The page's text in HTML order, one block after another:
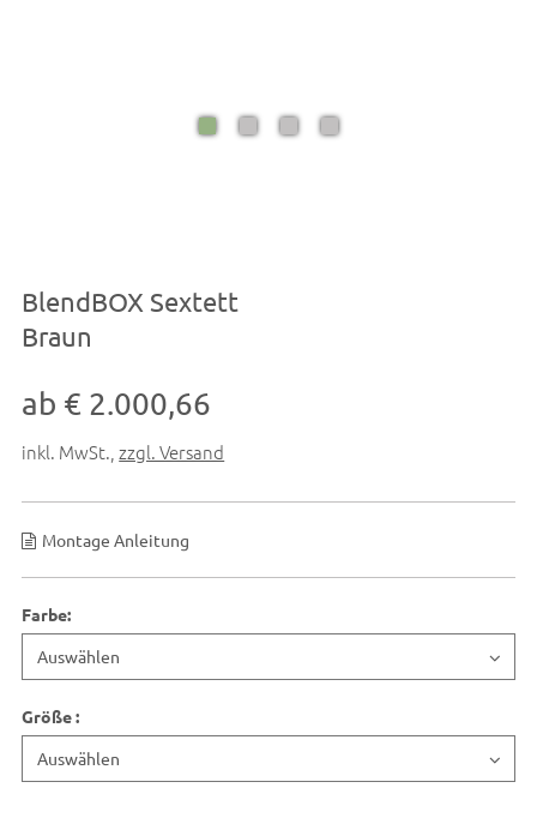
BlendBOX Sextett
Braun
ab € 2.000,66
inkl. MwSt. ,zzgl. Versand
Montage Anleitung
Farbe:
Größe: